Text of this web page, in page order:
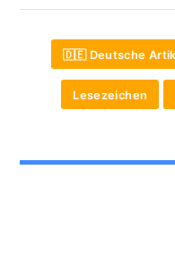
🇩🇪 Deutsche
Lesezeichen